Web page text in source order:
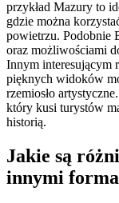
przykład Mazury to
gdzie można
powietrzu. Podobnie
oraz możliwościami
Innym interesującym
pięknych widoków
rzemiosło
który kusi turystów
historią.
Jakie są
innymi